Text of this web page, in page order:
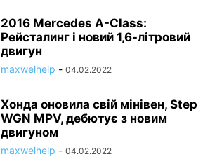
2016 Mercedes A-Class:
Рейсталинг і новий 1,6-літровий
двигун
maxwelhelp - 04.02.2022
Хонда оновила свій мінівен, Step
WGN MPV, дебютує з новим
двигуном
maxwelhelp - 04.02.2022